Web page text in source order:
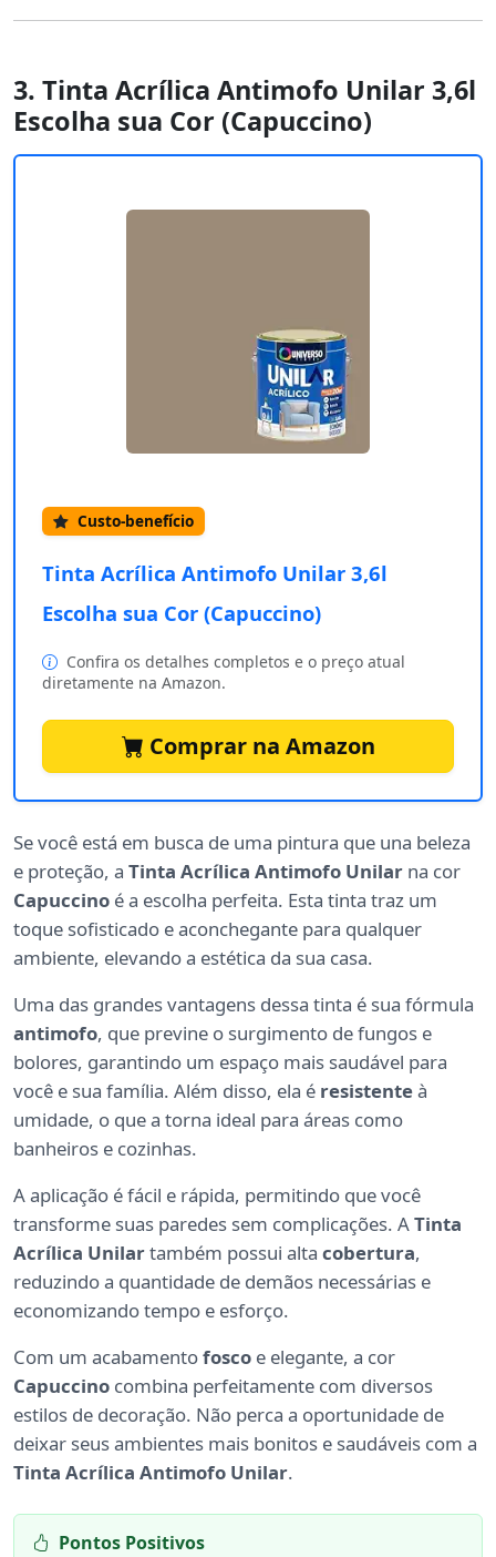
3. Tinta Acrílica Antimofo Unilar 3,6l
Escolha sua Cor (Capuccino)
Custo-benefício
Tinta Acrílica Antimofo Unilar 3,6l
Escolha sua Cor (Capuccino)
Confira os detalhes completos e o preço atual
diretamente na Amazon.
Comprar na Amazon
Se você está em busca de uma pintura que una beleza
e proteção, a Tinta Acrílica Antimofo Unilar na cor
Capuccino é a escolha perfeita. Esta tinta traz um
toque sofisticado e aconchegante para qualquer
ambiente, elevando a estética da sua casa.
Uma das grandes vantagens dessa tinta é sua fórmula
antimofo, que previne o surgimento de fungos e
bolores, garantindo um espaço mais saudável para
você e sua família. Além disso, ela é resistenteà
umidade, o que a torna ideal para áreas como
banheiros e cozinhas.
A aplicação é fácil e rápida, permitindo que você
transforme suas paredes sem complicações. ATinta
Acrílica Unilartambém possui alta cobertura,
reduzindo a quantidade de demãos necessárias e
economizando tempo e esforço.
Com um acabamentofosco e elegante, a cor
Capuccino combina perfeitamente com diversos
estilos de decoração. Não perca a oportunidade de
deixar seus ambientes mais bonitos e saudáveis com a
Tinta Acrílica Antimofo Unilar.
Pontos Positivos